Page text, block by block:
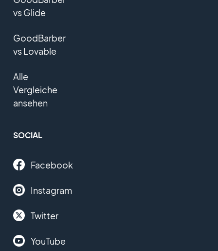
vs Glide
GoodBarber
vs Lovable
Alle
Vergleiche
ansehen
SOCIAL
Facebook
Instagram
Twitter
YouTube